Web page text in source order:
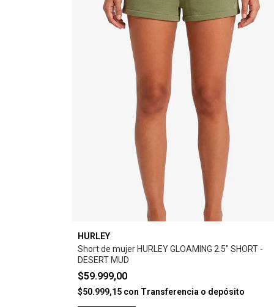
HURLEY
Short de mujer HURLEY GLOAMING 2.5" SHORT -
DESERT MUD
$59.999,00
$50.999,15 con Transferencia o depósito